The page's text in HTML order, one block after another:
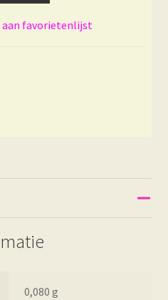
aan favorietenlijst
0,080 g